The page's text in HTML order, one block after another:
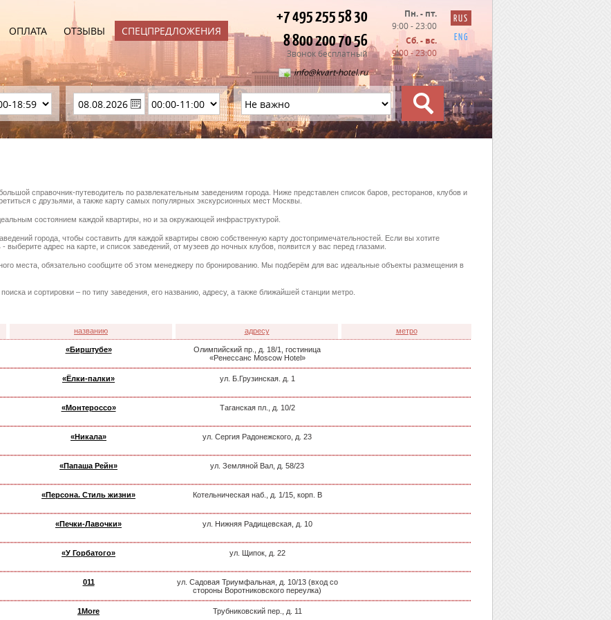
ОПЛАТА ОТЗЫВЫ СПЕЦПРЕДЛОЖЕНИЯ
+7 495 255 58 30
8 800 200 70 56
Звонок бесплатный
info@kvart-hotel.ru
Пн. - пт.
9:00 - 23:00
Сб. - вс.
9:00 - 23:00
RUS
ENG
справочник-путеводитель по развлекательным заведениям города. Ниже представлен список баров, ресторанов, клубов и
с друзьями, а также карту самых популярных экскурсионных мест Москвы.
состоянием каждой квартиры, но и за окружающей инфраструктурой.
города, чтобы составить для каждой квартиры свою собственную карту достопримечательностей. Если вы хотите
выберите адрес на карте, и список заведений, от музеев до ночных клубов, появится у вас перед глазами.
места, обязательно сообщите об этом менеджеру по бронированию. Мы подберём для вас идеальные объекты размещения в
и сортировки – по типу заведения, его названию, адресу, а также ближайшей станции метро.
названию адресу метро
«Бирштубе»
Олимпийский пр., д. 18/1, гостиница
«Ренессанс Moscow Hotel»
«Ёлки-палки» ул. Б.Грузинская. д. 1
«Монтероссо» Таганская пл., д. 10/2
«Никала» ул. Сергия Радонежского, д. 23
«Папаша Рейн» ул. Земляной Вал, д. 58/23
«Персона. Стиль жизни» Котельническая наб., д. 1/15, корп. В
«Печки-Лавочки» ул. Нижняя Радищевская, д. 10
«У Горбатого» ул. Щипок, д. 22
011
ул. Садовая Триумфальная, д. 10/13 (вход со
стороны Воротниковского переулка)
1More Трубниковский пер., д. 11